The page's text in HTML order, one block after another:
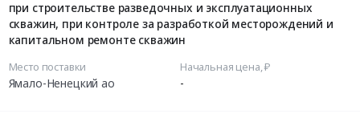
при строительстве разведочных и эксплуатационных
скважин, при контроле за разработкой месторождений и
капитальном ремонте скважин
Место поставки
Ямало-Ненецкий ао
Начальная цена, ₽
-